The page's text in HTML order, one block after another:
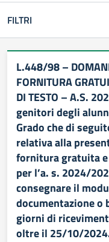
FILTRI
L.448/98 –
FORNITURA
DI TESTO – A.S.
genitori degli
Grado che di
relativa alla
fornitura gratuita
per l’a. s. 2024/
consegnare il
documentazione o
giorni di
oltre il 25/10/